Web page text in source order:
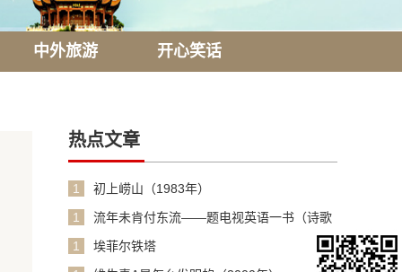
中外旅游 开心笑话
热点文章
1
初上崂山（1983年）
1
流年未肯付东流——题电视英语一书（诗歌
1
埃菲尔铁塔